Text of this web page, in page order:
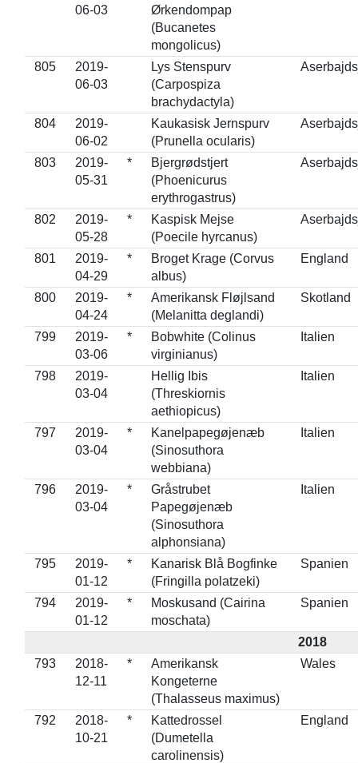
06-03
Ørkendompap
(Bucanetes
mongolicus)
805
2019-
06-03
Lys Stenspurv
(Carpospiza
brachydactyla)
804
2019-
06-02
Kaukasisk Jernspurv
(Prunella ocularis)
803
2019-
05-31
*
Bjergrødstjert
(Phoenicurus
erythrogastrus)
802
2019-
05-28
*
Kaspisk Mejse
(Poecile hyrcanus)
801
2019-
04-29
*
Broget Krage (Corvus
albus)
England
800
2019-
04-24
*
Amerikansk Fløjlsand
(Melanitta deglandi)
Skotland
799
2019-
03-06
*
Bobwhite (Colinus
virginianus)
Italien
798
2019-
03-04
Hellig Ibis
(Threskiornis
aethiopicus)
Italien
797
2019-
03-04
*
Kanelpapegøjenæb
(Sinosuthora
webbiana)
Italien
796
2019-
03-04
*
Gråstrubet
Papegøjenæb
(Sinosuthora
alphonsiana)
Italien
795
2019-
01-12
*
Kanarisk Blå Bogfinke
(Fringilla polatzeki)
Spanien
794
2019-
01-12
*
Moskusand (Cairina
moschata)
Spanien
2018
793
2018-
12-11
*
Amerikansk
Kongeterne
(Thalasseus maximus)
Wales
792
2018-
10-21
*
Kattedrossel
(Dumetella
carolinensis)
England